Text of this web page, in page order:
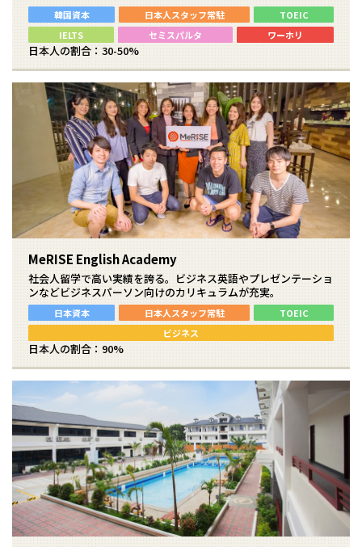
韓国資本 日本人スタッフ常駐
TOEIC
IELTS
セミスパルタ ワーホリ
日本人の割合：30-50%
MeRISE English Academy
社会人留学で高い実績を誇る。ビジネス英語やプレゼンテーショ
ンなどビジネスパーソン向けのカリキュラムが充実。
日本資本 日本人スタッフ常駐
TOEIC
ビジネス
日本人の割合：90%